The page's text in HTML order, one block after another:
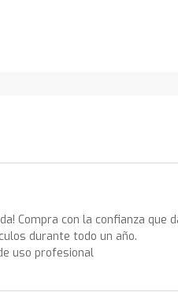
Compra con la confianza que
durante todo un año.
uso profesional